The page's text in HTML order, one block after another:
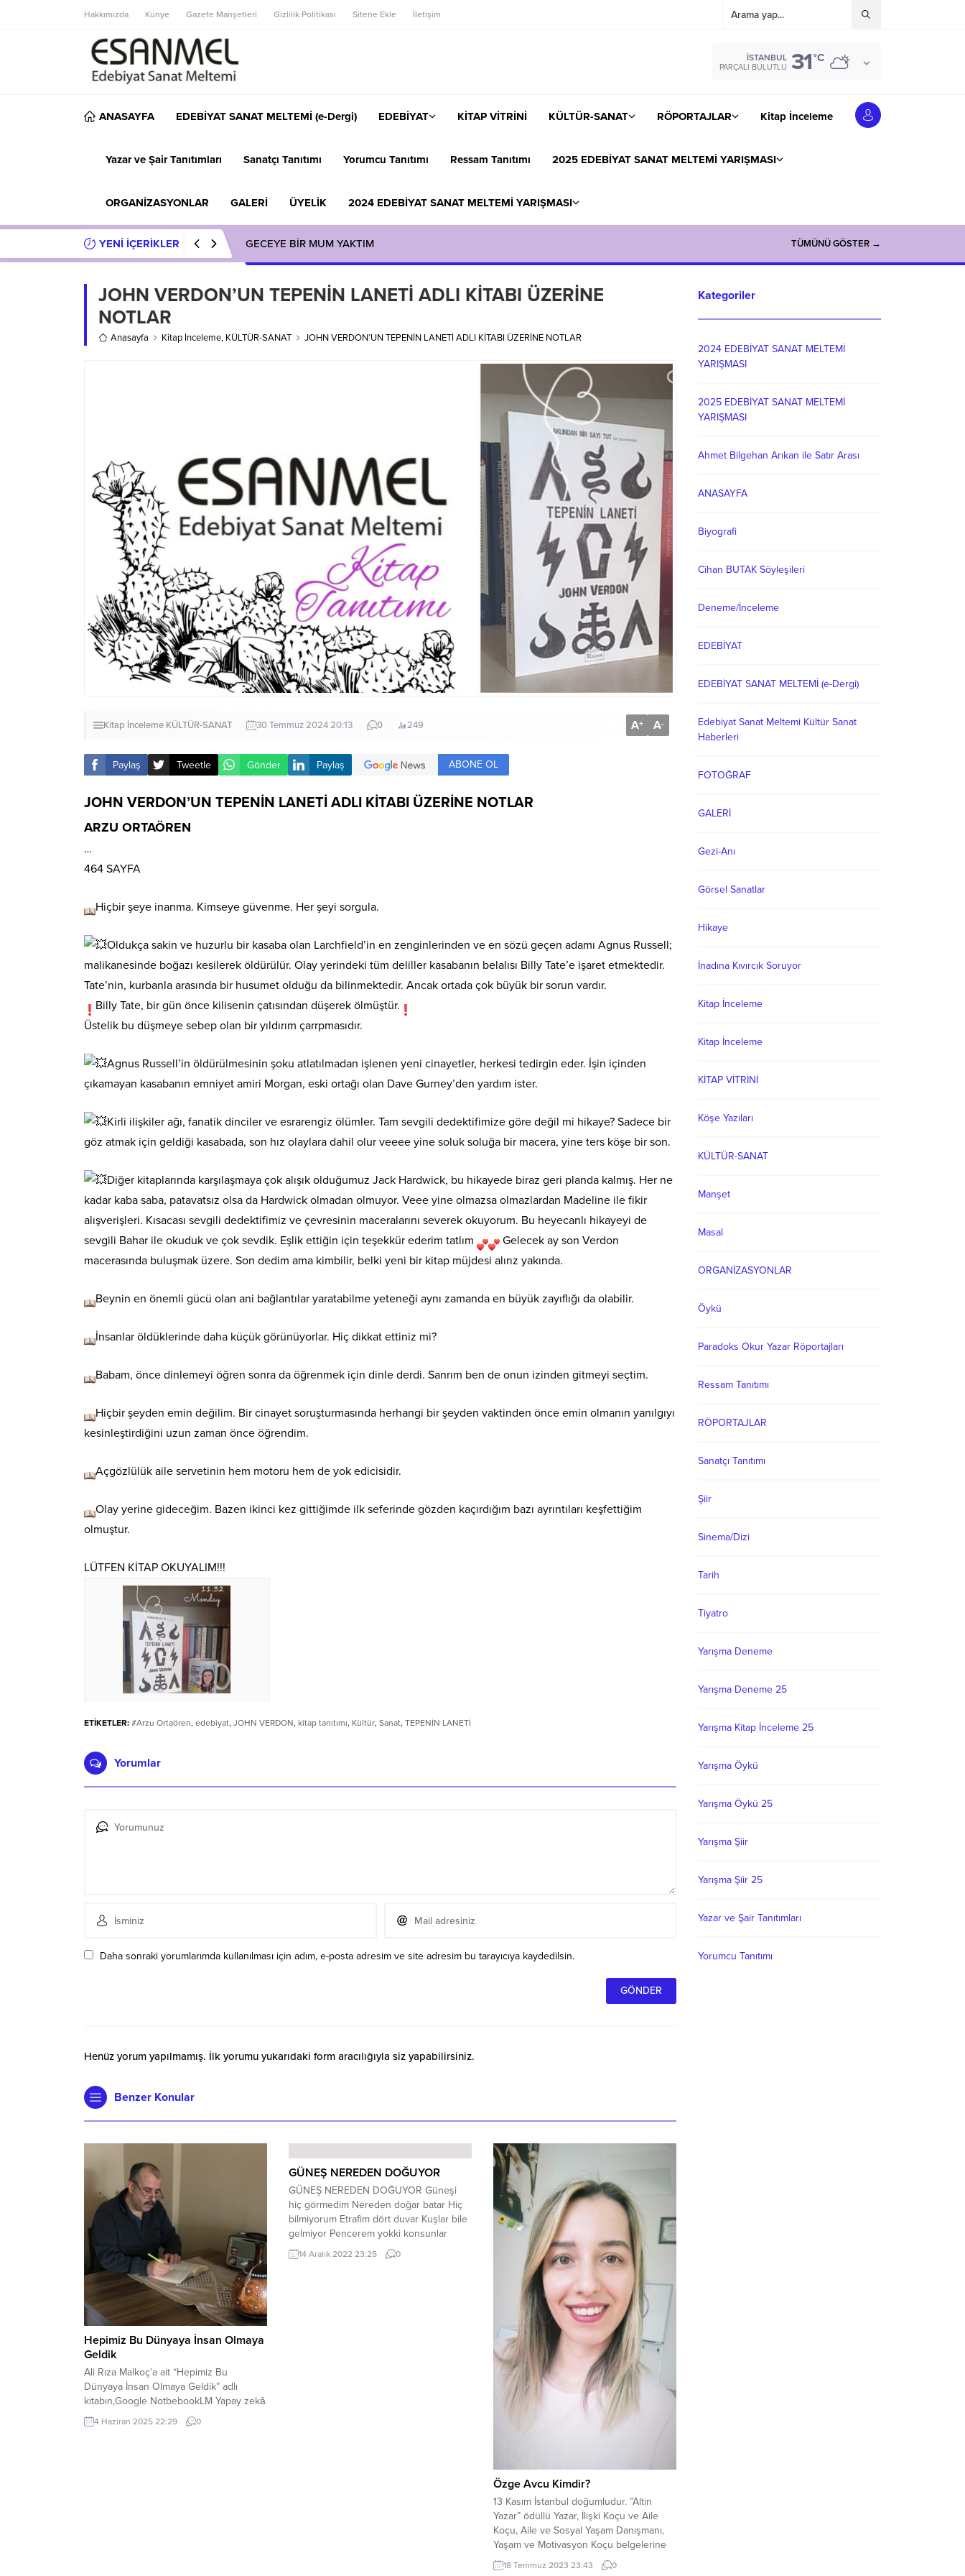
Hakkımızda Künye Gazete Manşetleri Gizlilik Politikası Sitene Ekle İletişim
İSTANBUL
PARÇALI BULUTLU 31°C
ANASAYFA EDEBİYAT SANAT MELTEMİ (e-Dergi) EDEBİYAT KİTAP VİTRİNİ KÜLTÜR-SANAT RÖPORTAJLAR Kitap İnceleme
Yazar ve Şair Tanıtımları Sanatçı Tanıtımı Yorumcu Tanıtımı Ressam Tanıtımı 2025 EDEBİYAT SANAT MELTEMİ YARIŞMASI
ORGANİZASYONLAR GALERİ ÜYELİK 2024 EDEBİYAT SANAT MELTEMİ YARIŞMASI
YENİ İÇERİKLER GECEYE BİR MUM YAKTIM TÜMÜNÜ GÖSTER →
JOHN VERDON’UN TEPENİN LANETİ ADLI KİTABI ÜZERİNE
NOTLAR
Anasayfa Kitap İnceleme, KÜLTÜR-SANAT JOHN VERDON’UN TEPENİN LANETİ ADLI KİTABI ÜZERİNE NOTLAR
Kitap İnceleme KÜLTÜR-SANAT 30 Temmuz 2024 20:13 0 249 A+ A-
Paylaş Tweetle Gönder Paylaş ABONE OL
JOHN VERDON’UN TEPENİN LANETİ ADLI KİTABI ÜZERİNE NOTLAR
ARZU ORTAÖREN
…
464 SAYFA
Hiçbir şeye inanma. Kimseye güvenme. Her şeyi sorgula.
Oldukça sakin ve huzurlu bir kasaba olan Larchfield’in en zenginlerinden ve en sözü geçen adamı Agnus Russell;
malikanesinde boğazı kesilerek öldürülür. Olay yerindeki tüm deliller kasabanın belalısı Billy Tate’e işaret etmektedir.
Tate’nin, kurbanla arasında bir husumet olduğu da bilinmektedir. Ancak ortada çok büyük bir sorun vardır.
Billy Tate, bir gün önce kilisenin çatısından düşerek ölmüştür.
Üstelik bu düşmeye sebep olan bir yıldırım çarrpmasıdır.
Agnus Russell’in öldürülmesinin şoku atlatılmadan işlenen yeni cinayetler, herkesi tedirgin eder. İşin içinden
çıkamayan kasabanın emniyet amiri Morgan, eski ortağı olan Dave Gurney’den yardım ister.
Kirli ilişkiler ağı, fanatik dinciler ve esrarengiz ölümler. Tam sevgili dedektifimize göre değil mi hikaye? Sadece bir
göz atmak için geldiği kasabada, son hız olaylara dahil olur veeee yine soluk soluğa bir macera, yine ters köşe bir son.
Diğer kitaplarında karşılaşmaya çok alışık olduğumuz Jack Hardwick, bu hikayede biraz geri planda kalmış. Her ne
kadar kaba saba, patavatsız olsa da Hardwick olmadan olmuyor. Veee yine olmazsa olmazlardan Madeline ile fikir
alışverişleri. Kısacası sevgili dedektifimiz ve çevresinin maceralarını severek okuyorum. Bu heyecanlı hikayeyi de
sevgili Bahar ile okuduk ve çok sevdik. Eşlik ettiğin için teşekkür ederim tatlım
Gelecek ay son Verdon
macerasında buluşmak üzere. Son dedim ama kimbilir, belki yeni bir kitap müjdesi alırız yakında.
Beynin en önemli gücü olan ani bağlantılar yaratabilme yeteneği aynı zamanda en büyük zayıflığı da olabilir.
İnsanlar öldüklerinde daha küçük görünüyorlar. Hiç dikkat ettiniz mi?
Babam, önce dinlemeyi öğren sonra da öğrenmek için dinle derdi. Sanrım ben de onun izinden gitmeyi seçtim.
Hiçbir şeyden emin değilim. Bir cinayet soruşturmasında herhangi bir şeyden vaktinden önce emin olmanın yanılgıyı
kesinleştirdiğini uzun zaman önce öğrendim.
Açgözlülük aile servetinin hem motoru hem de yok edicisidir.
Olay yerine gideceğim. Bazen ikinci kez gittiğimde ilk seferinde gözden kaçırdığım bazı ayrıntıları keşfettiğim
olmuştur.
LÜTFEN KİTAP OKUYALIM!!!
ETİKETLER: #Arzu Ortaören, edebiyat, JOHN VERDON, kitap tanıtımı, Kültür, Sanat, TEPENİN LANETİ
Yorumlar
Daha sonraki yorumlarımda kullanılması için adım, e-posta adresim ve site adresim bu tarayıcıya kaydedilsin.
Henüz yorum yapılmamış. İlk yorumu yukarıdaki form aracılığıyla siz yapabilirsiniz.
Benzer Konular
Hepimiz Bu Dünyaya İnsan Olmaya
Geldik
Ali Rıza Malkoç’a ait “Hepimiz Bu
Dünyaya İnsan Olmaya Geldik” adlı
kitabın,Google NotbebookLM Yapay zekâ
programı yorumudur. Yapay zekâ da
sonuçta; insan duygu, düşünce,
4 Haziran 2025 22:29 0
GÜNEŞ NEREDEN DOĞUYOR
GÜNEŞ NEREDEN DOĞUYOR Güneşi
hiç görmedim Nereden doğar batar Hiç
bilmiyorum Etrafim dört duvar Kuşlar bile
gelmiyor Pencerem yokki konsunlar
Yağmurun yağdığını görmüyorum Dışarı
volta avlusuna çıktığımda Yerlerin
14 Aralık 2022 23:25 0
Özge Avcu Kimdir?
13 Kasım İstanbul doğumludur. ”Altın
Yazar” ödüllü Yazar, İlişki Koçu ve Aile
Koçu, Aile ve Sosyal Yaşam Danışmanı,
Yaşam ve Motivasyon Koçu belgelerine
sahiptir. NLP (Bilinçaltı Programlama)
Master Uygulayıcı ve EFT (Duygusal
18 Temmuz 2023 23:43 0
Kategoriler
2024 EDEBİYAT SANAT MELTEMİ
YARIŞMASI
2025 EDEBİYAT SANAT MELTEMİ
YARIŞMASI
Ahmet Bilgehan Arıkan ile Satır Arası
ANASAYFA
Biyografi
Cihan BUTAK Söyleşileri
Deneme/İnceleme
EDEBİYAT
EDEBİYAT SANAT MELTEMİ (e-Dergi)
Edebiyat Sanat Meltemi Kültür Sanat
Haberleri
FOTOĞRAF
GALERİ
Gezi-Anı
Görsel Sanatlar
Hikaye
İnadına Kıvırcık Soruyor
Kitap İnceleme
Kitap İnceleme
KİTAP VİTRİNİ
Köşe Yazıları
KÜLTÜR-SANAT
Manşet
Masal
ORGANİZASYONLAR
Öykü
Paradoks Okur Yazar Röportajları
Ressam Tanıtımı
RÖPORTAJLAR
Sanatçı Tanıtımı
Şiir
Sinema/Dizi
Tarih
Tiyatro
Yarışma Deneme
Yarışma Deneme 25
Yarışma Kitap İnceleme 25
Yarışma Öykü
Yarışma Öykü 25
Yarışma Şiir
Yarışma Şiir 25
Yazar ve Şair Tanıtımları
Yorumcu Tanıtımı